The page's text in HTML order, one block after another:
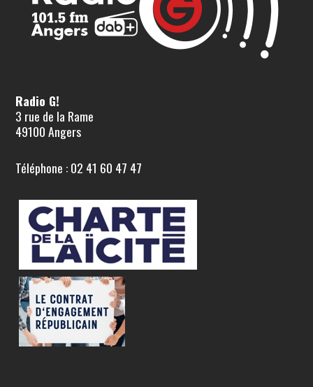
Radio G!
3 rue de la Rame
49100 Angers
Téléphone : 02 41 60 47 47